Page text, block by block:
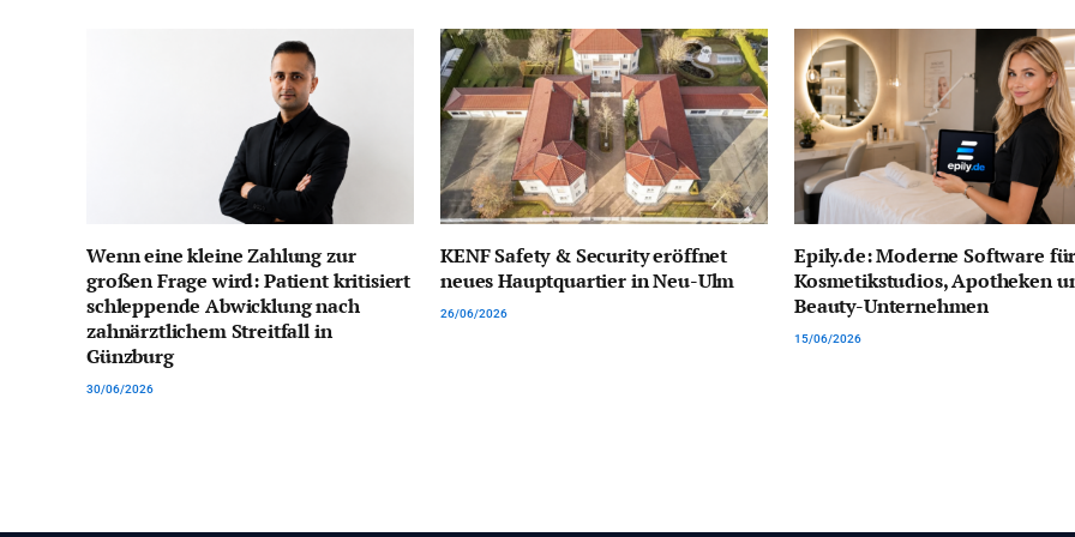
Wenn eine kleine Zahlung zur
großen Frage wird: Patient kritisiert
schleppende Abwicklung nach
zahnärztlichem Streitfall in
Günzburg
30/06/2026
KENF Safety & Security eröffnet
neues Hauptquartier in Neu-Ulm
26/06/2026
Epily.de: Moderne Software
Kosmetikstudios, Apotheken
Beauty-Unternehmen
15/06/2026